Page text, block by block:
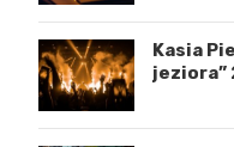
Kasia
jeziora”